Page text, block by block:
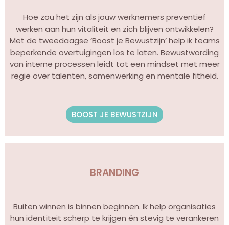
Hoe zou het zijn als jouw werknemers preventief
werken aan hun vitaliteit en zich blijven ontwikkelen?
Met de tweedaagse ‘Boost je Bewustzijn’ help ik teams
beperkende overtuigingen los te laten. Bewustwording
van interne processen leidt tot een mindset met meer
regie over talenten, samenwerking en mentale fitheid.
BOOST JE BEWUSTZIJN
BRANDING
Buiten winnen is binnen beginnen. Ik help organisaties
hun identiteit scherp te krijgen én stevig te verankeren